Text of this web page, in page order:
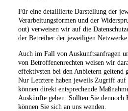
Für eine detaillierte Darstellung der
Verarbeitungsformen und der
out) verweisen wir auf die
der Betreiber der jeweiligen Netzwerke.
Auch im Fall von Auskunftsanfragen
von Betroffenenrechten weisen wir
effektivsten bei den Anbietern geltend
Nur Letztere haben jeweils Zugriff auf
können direkt entsprechende
Auskünfte geben. Sollten Sie dennoch
können Sie sich an uns wenden.